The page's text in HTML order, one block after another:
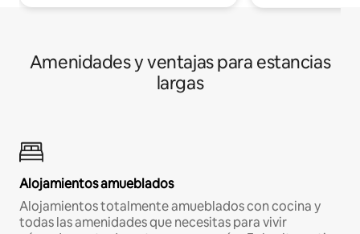
Amenidades y ventajas para estancias
largas
Alojamientos amueblados
Alojamientos totalmente amueblados con cocina y
todas las amenidades que necesitas para vivir